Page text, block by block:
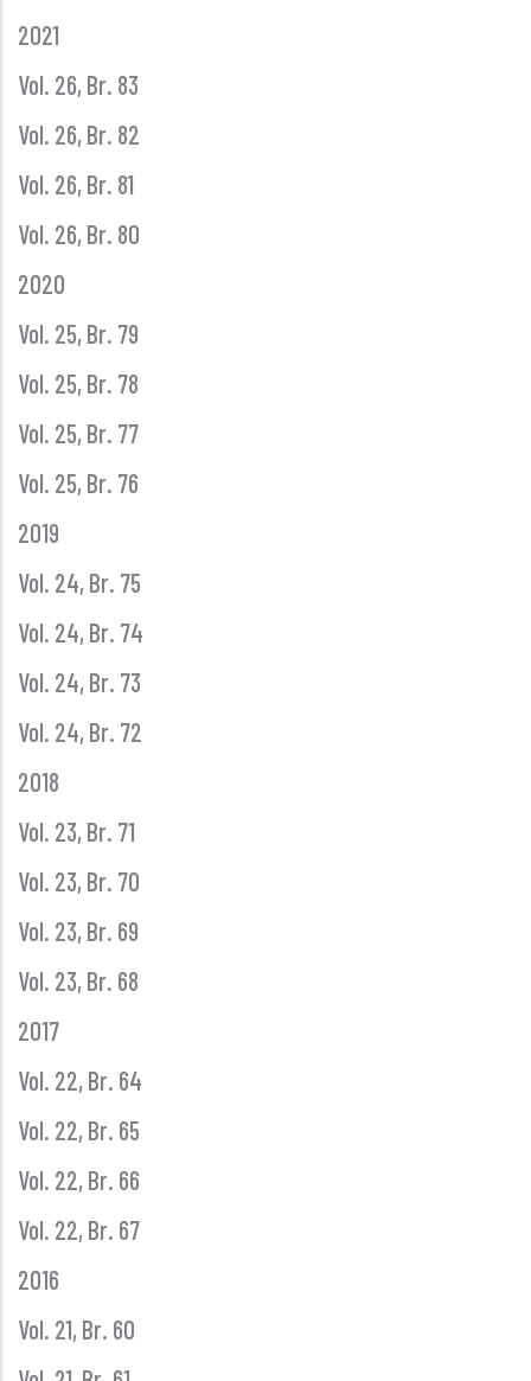
2021
Vol. 26, Br. 83
Vol. 26, Br. 82
Vol. 26, Br. 81
Vol. 26, Br. 80
2020
Vol. 25, Br. 79
Vol. 25, Br. 78
Vol. 25, Br. 77
Vol. 25, Br. 76
2019
Vol. 24, Br. 75
Vol. 24, Br. 74
Vol. 24, Br. 73
Vol. 24, Br. 72
2018
Vol. 23, Br. 71
Vol. 23, Br. 70
Vol. 23, Br. 69
Vol. 23, Br. 68
2017
Vol. 22, Br. 64
Vol. 22, Br. 65
Vol. 22, Br. 66
Vol. 22, Br. 67
2016
Vol. 21, Br. 60